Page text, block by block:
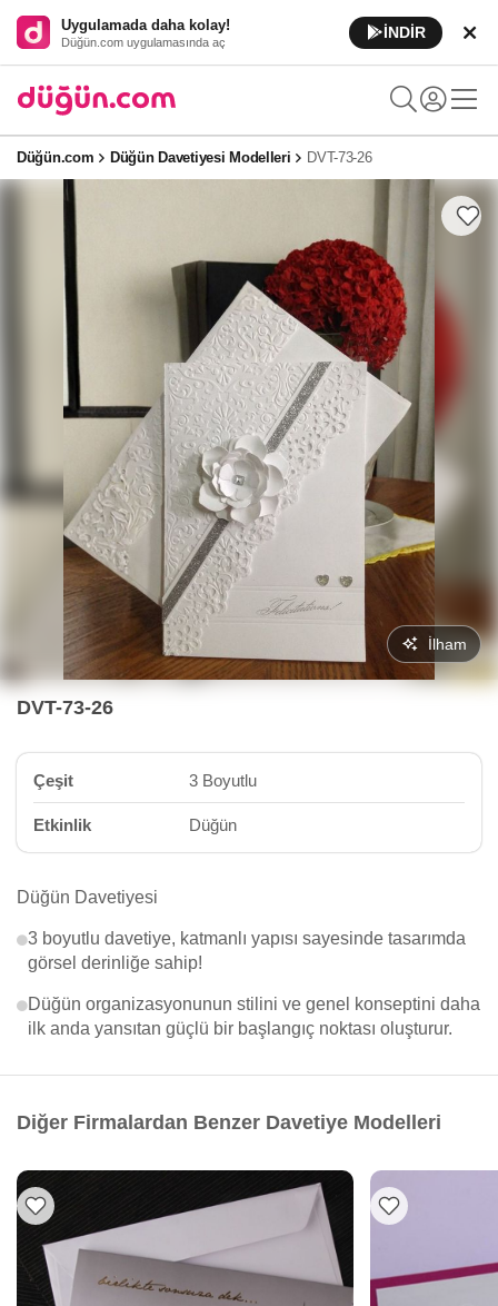
Uygulamada daha kolay!
Düğün.com uygulamasında aç
İNDİR
Düğün.com Düğün Davetiyesi Modelleri DVT-73-26
İlham
DVT-73-26
Çeşit 3 Boyutlu
Etkinlik Düğün
Düğün Davetiyesi
3 boyutlu davetiye, katmanlı yapısı sayesinde tasarımda
görsel derinliğe sahip!
Düğün organizasyonunun stilini ve genel konseptini daha
ilk anda yansıtan güçlü bir başlangıç noktası oluşturur.
Diğer Firmalardan Benzer Davetiye Modelleri